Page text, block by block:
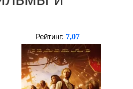
Рейтинг: 7,07